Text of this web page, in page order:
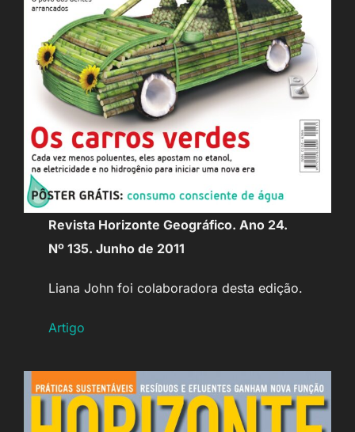
Revista Horizonte Geográfico. Ano 24.
Nº 135. Junho de 2011
Liana John foi colaboradora desta edição.
Artigo